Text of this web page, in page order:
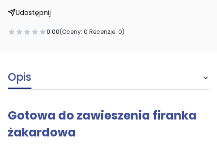
Udostępnij
0.00(Oceny: 0 Recenzje: 0)
Opis
Gotowa do zawieszenia firanka
żakardowa